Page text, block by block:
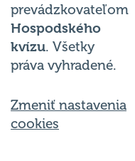
prevádzkovateľom
Hospodského
kvízu. Všetky
práva vyhradené.
Zmeniť nastavenia
cookies